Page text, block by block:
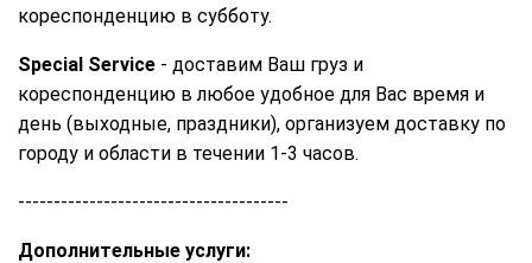
кореспонденцию в субботу.
Special Service - доставим Ваш груз и
кореспонденцию в любое удобное для Вас время и
день (выходные, праздники), организуем доставку по
городу и области в течении 1-3 часов.
--------------------------------------
Дополнительные услуги: